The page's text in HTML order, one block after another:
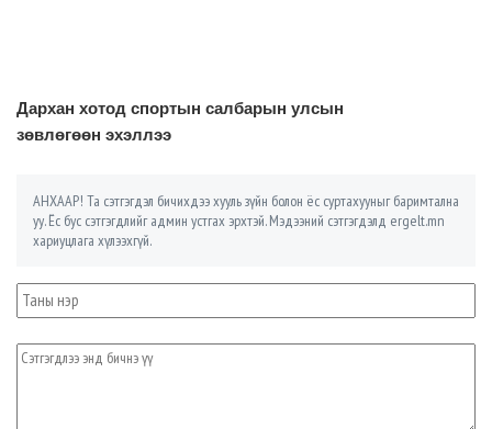
Дархан хотод спортын салбарын улсын
зөвлөгөөн эхэллээ
АНХААР! Та сэтгэгдэл бичихдээ хууль зүйн болон ёс суртахууныг баримтална
уу. Ёс бус сэтгэгдлийг админ устгах эрхтэй. Мэдээний сэтгэгдэлд ergelt.mn
хариуцлага хүлээхгүй.